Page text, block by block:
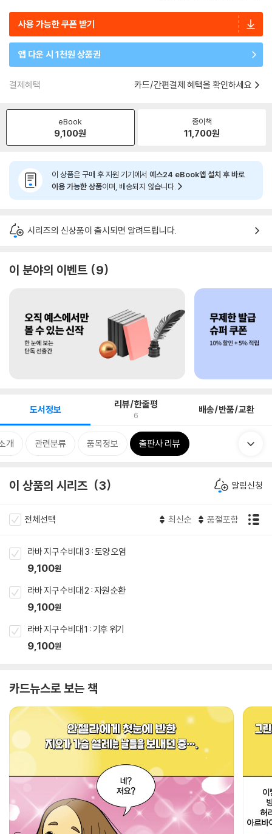
사용 가능한 쿠폰 받기
앱 다운 시 1천원 상품권
결제혜택 카드/간편결제 혜택을 확인하세요
eBook
9,100원
종이책
11,700원
이 상품은 구매 후 지원 기기에서 예스24 eBook앱 설치 후 바로
이용 가능한 상품이며, 배송되지 않습니다.
시리즈의 신상품이 출시되면 알려드립니다.
이 분야의 이벤트 9
도서정보 리뷰/한줄평
6 배송/반품/교환
개 관련분류 품목정보 출판사 리뷰
이 상품의 시리즈 3 알림신청
전체선택 최신순 품절포함
라바 지구 수비대 3 : 토양 오염
9,100원
라바 지구 수비대 2 : 자원 순환
9,100원
라바 지구 수비대 1 : 기후 위기
9,100원
카드뉴스로 보는 책